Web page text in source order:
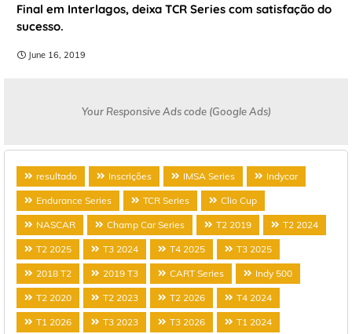
Final em Interlagos, deixa TCR Series com satisfação do
sucesso.
June 16, 2019
Your Responsive Ads code (Google Ads)
resultado Inscrições IMSA Series Indycar
Endurance Series TCR Series Clio Cup
NASCAR Champ Car Series T2 2019 T2 2024
T2 2025 T3 2024 T4 2025 T3 2025
2018 T2 2019 T3 CART Series Indy 500
T2 2020 T2 2023 T2 2026 T4 2024
T1 2026 T3 2023 T3 2026 T1 2024